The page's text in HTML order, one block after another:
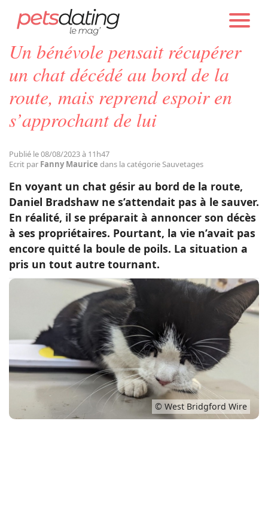
Chien
Chat
Tops
Sauvetages
Conso
PETS DATING ACTUALITÉS SAUVETAGES
Un bénévole pensait récupérer
un chat décédé au bord de la
route, mais reprend espoir en
s’approchant de lui
Publié le 08/08/2023 à 11h47
Ecrit par Fanny Maurice dans la catégorie Sauvetages
En voyant un chat gésir au bord de la route,
Daniel Bradshaw ne s’attendait pas à le sauver.
En réalité, il se préparait à annoncer son décès
à ses propriétaires. Pourtant, la vie n’avait pas
encore quitté la boule de poils. La situation a
pris un tout autre tournant.
© West Bridgford Wire